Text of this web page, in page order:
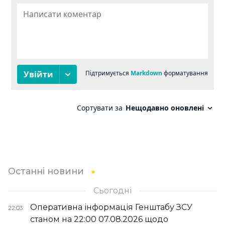
Останні новини
Сьогодні
22:03
Оперативна інформація Генштабу ЗСУ
станом на 22:00 07.08.2026 щодо